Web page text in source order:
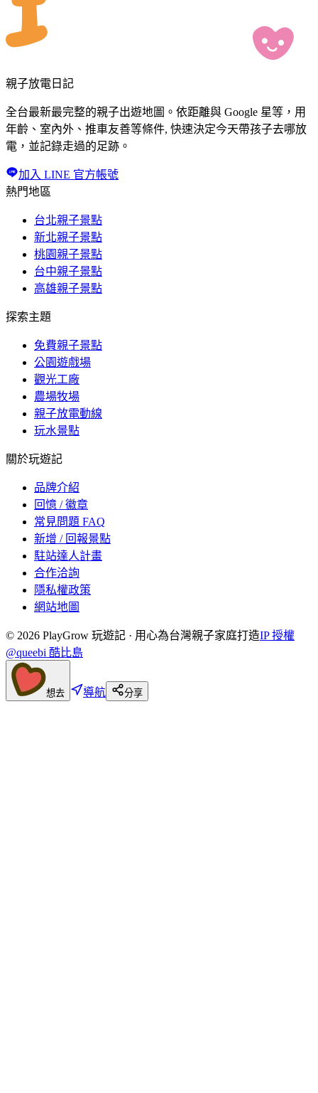
親子放電日記
全台最新最完整的親子出遊地圖。依距離與 Google 星等，用
年齡、室內外、推車友善等條件, 快速決定今天帶孩子去哪放
電，並記錄走過的足跡。
加入 LINE 官方帳號
熱門地區
台北親子景點
新北親子景點
桃園親子景點
台中親子景點
高雄親子景點
探索主題
免費親子景點
公園遊戲場
觀光工廠
農場牧場
親子放電動線
玩水景點
關於玩遊記
品牌介紹
回憶 / 徽章
常見問題 FAQ
新增 / 回報景點
駐站達人計畫
合作洽詢
隱私權政策
網站地圖
© 2026 PlayGrow 玩遊記 · 用心為台灣親子家庭打造IP 授權
@queebi 酷比島
想去 導航 分享